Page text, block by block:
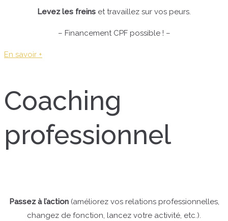
Levez les freins et travaillez sur vos peurs.
– Financement CPF possible ! –
En savoir +
Coaching
professionnel
Passez à l’action (améliorez vos relations professionnelles,
changez de fonction, lancez votre activité, etc.).